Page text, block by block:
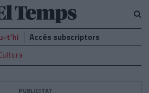
t’hi
Accés subscriptors
PUBLICITAT